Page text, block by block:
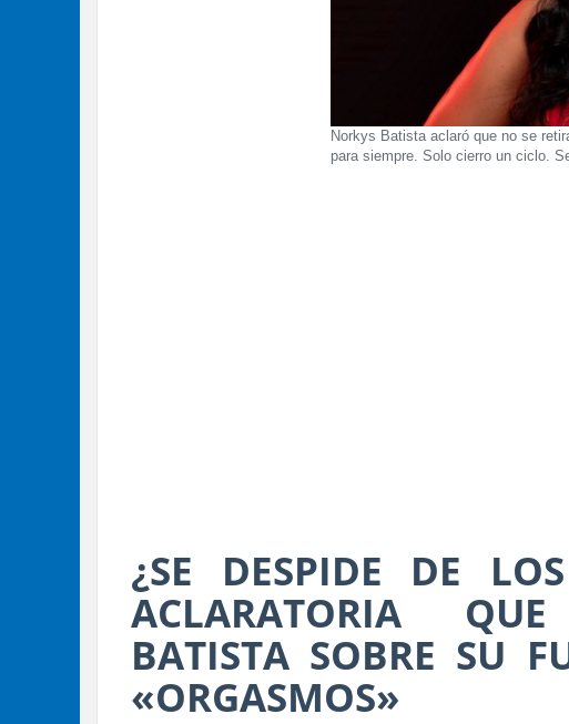
Norkys Batista aclaró que no se
para siempre. Solo cierro un ciclo.
¿SE DESPIDE DE
ACLARATORIA
BATISTA SOBRE SU
«ORGASMOS»